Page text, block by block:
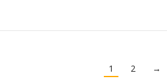
1 2 →